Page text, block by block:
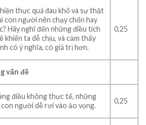
thực quá đau khổ và sự thật
con người nên chạy chốn hay
Hãy nghĩ đến những điều tích
khiến ta dễ chịu, và cảm thấy
có ý nghĩa, có giá trị hơn.
0,25
vấn đề
điều không thực tế, những
người dễ rơi vào ảo vọng.
0,25